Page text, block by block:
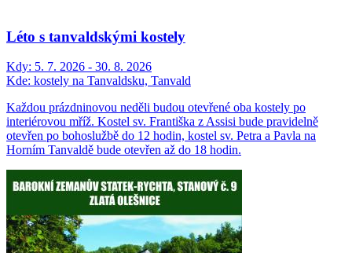
Léto s tanvaldskými kostely
Kdy: 5. 7. 2026 - 30. 8. 2026
Kde: kostely na Tanvaldsku, Tanvald
Každou prázdninovou neděli budou otevřené oba kostely po
interiérovou mříž. Kostel sv. Františka z Assisi bude pravidelně
otevřen po bohoslužbě do 12 hodin, kostel sv. Petra a Pavla na
Horním Tanvaldě bude otevřen až do 18 hodin.